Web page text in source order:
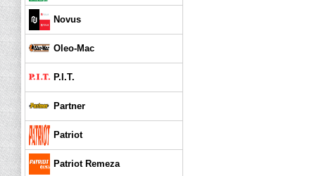
Novus
Oleo-Mac
P.I.T.
Partner
Patriot
Patriot Remeza